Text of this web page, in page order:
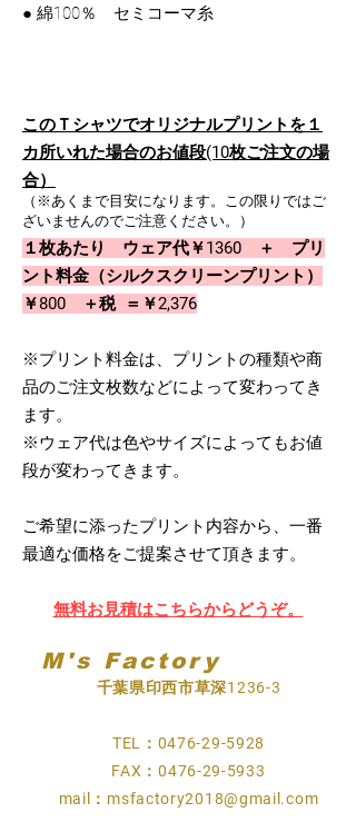
● 綿100％ セミコーマ糸
このＴシャツでオリジナルプリントを１
カ所いれた場合のお値段(10枚ご注文の場
合）
（※あくまで目安になります。この限りではご
ざいませんのでご注意ください。）
１枚あたり ウェア代￥1360 ＋ プリ
ント料金（シルクスクリーンプリント）
￥800 ＋税 ＝￥2,376
※プリント料金は、プリントの種類や商
品のご注文枚数などによって変わってき
ます。
※ウェア代は色やサイズによってもお値
段が変わってきます。
ご希望に添ったプリント内容から、一番
最適な価格をご提案させて頂きます。
無料お見積はこちらからどうぞ。
M's Factory
千葉県印西市草深1236-3
TEL：0476-29-5928
FAX：0476-29-5933
mail： msfactory2018@gmail.com